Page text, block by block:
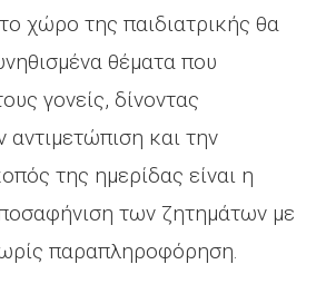
χώρο της παιδιατρικής θα
θέματα που
γονείς, δίνοντας
αντιμετώπιση και την
της ημερίδας είναι η
των ζητημάτων με
παραπληροφόρηση.